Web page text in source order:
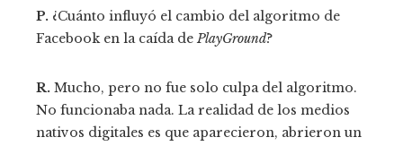
P. ¿Cuánto influyó el cambio del algoritmo de
Facebook en la caída de PlayGround?
R. Mucho, pero no fue solo culpa del algoritmo.
No funcionaba nada. La realidad de los medios
nativos digitales es que aparecieron, abrieron un